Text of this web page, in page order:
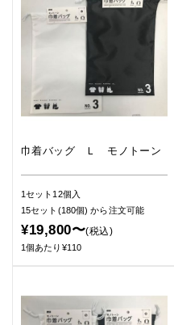
巾着バッグ Ｌ モノトーン
1セット12個入
15セット(180個)から注文可能
¥19,800〜(税込)
1個あたり¥110